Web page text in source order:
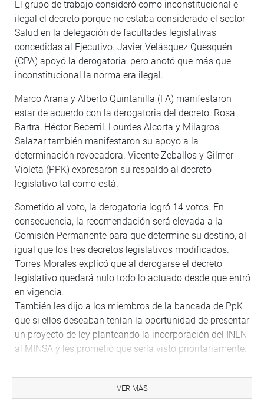
El grupo de trabajo consideró como inconstitucional e
ilegal el decreto porque no estaba considerado el sector
Salud en la delegación de facultades legislativas
concedidas al Ejecutivo. Javier Velásquez Quesquén
(CPA) apoyó la derogatoria, pero anotó que más que
inconstitucional la norma era ilegal.
Marco Arana y Alberto Quintanilla (FA) manifestaron
estar de acuerdo con la derogatoria del decreto. Rosa
Bartra, Héctor Becerril, Lourdes Alcorta y Milagros
Salazar también manifestaron su apoyo a la
determinación revocadora. Vicente Zeballos y Gilmer
Violeta (PPK) expresaron su respaldo al decreto
legislativo tal como está.
Sometido al voto, la derogatoria logró 14 votos. En
consecuencia, la recomendación será elevada a la
Comisión Permanente para que determine su destino, al
igual que los tres decretos legislativos modificados.
Torres Morales explicó que al derogarse el decreto
legislativo quedará nulo todo lo actuado desde que entró
en vigencia.
También les dijo a los miembros de la bancada de PpK
que si ellos deseaban tenían la oportunidad de presentar
un proyecto de ley planteando la incorporación del INEN
al MINSA y les prometió que sería visto prioritariamente.
Entre los decretos legislativos aprobados está el que
modifica el Código Penal y el Código de Ejecución Penal
VER MÁS